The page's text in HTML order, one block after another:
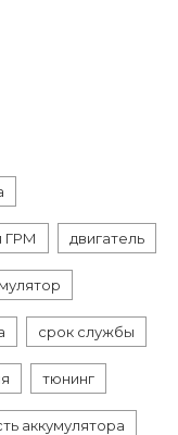
ГРМ двигатель
срок службы
тюнинг
аккумулятора